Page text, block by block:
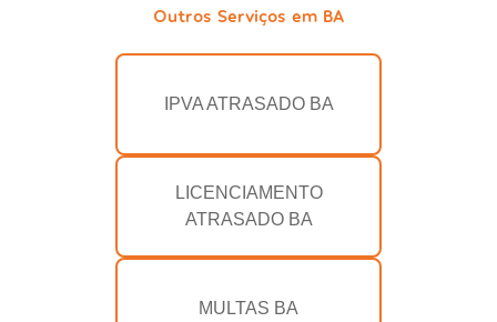
Outros Serviços em BA
IPVA ATRASADO BA
LICENCIAMENTO
ATRASADO BA
MULTAS BA